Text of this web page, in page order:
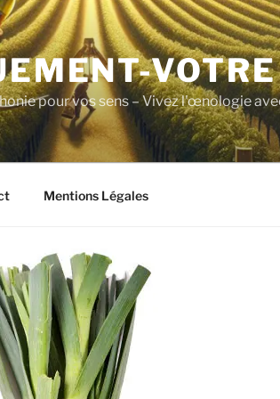
VOTRE
pour vos sens – Vivez l'œnologie
Mentions Légales